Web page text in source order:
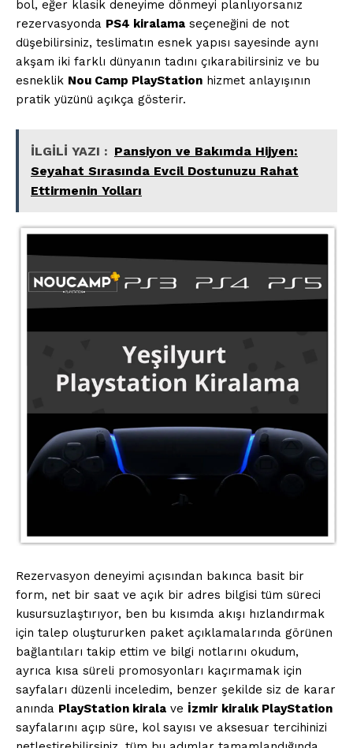
İLETIŞIM
bol, eğer klasik deneyime dönmeyi planlıyorsanız
rezervasyonda PS4 kiralama seçeneğini de not
düşebilirsiniz, teslimatın esnek yapısı sayesinde aynı
akşam iki farklı dünyanın tadını çıkarabilirsiniz ve bu
esneklik Nou Camp PlayStation hizmet anlayışının
pratik yüzünü açıkça gösterir.
İLGİLİ YAZI : Pansiyon ve Bakımda Hijyen:
Seyahat Sırasında Evcil Dostunuzu Rahat
Ettirmenin Yolları
Rezervasyon deneyimi açısından bakınca basit bir
form, net bir saat ve açık bir adres bilgisi tüm süreci
kusursuzlaştırıyor, ben bu kısımda akışı hızlandırmak
için talep oluştururken paket açıklamalarında görünen
bağlantıları takip ettim ve bilgi notlarını okudum,
ayrıca kısa süreli promosyonları kaçırmamak için
sayfaları düzenli inceledim, benzer şekilde siz de karar
anında PlayStation kirala ve İzmir kiralık PlayStation
sayfalarını açıp süre, kol sayısı ve aksesuar tercihinizi